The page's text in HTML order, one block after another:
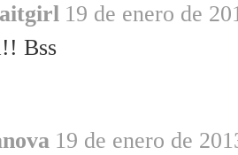
19 de enero de
Bss
19 de enero de